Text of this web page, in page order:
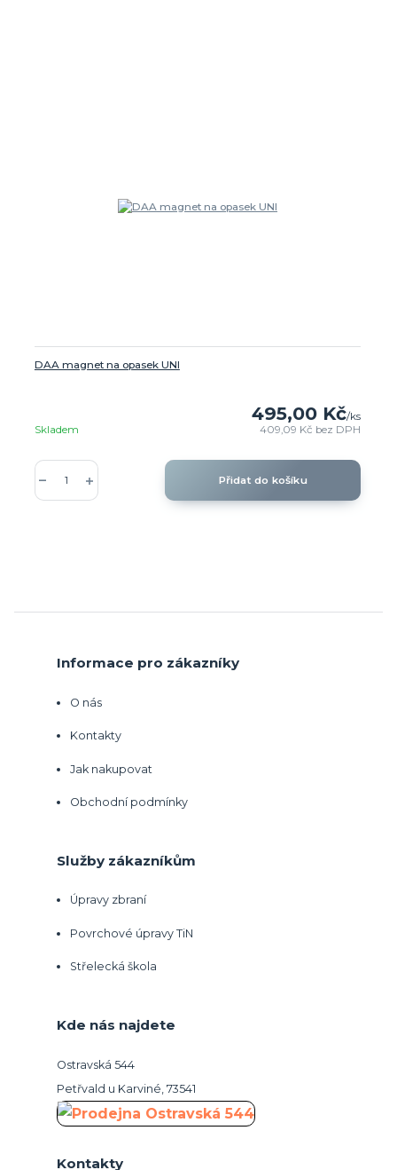
DAA magnet na opasek UNI
495,00 Kč/ks
409,09 Kč bez DPH
Skladem
Přidat do košíku
Informace pro zákazníky
O nás
Kontakty
Jak nakupovat
Obchodní podmínky
Služby zákazníkům
Úpravy zbraní
Povrchové úpravy TiN
Střelecká škola
Kde nás najdete
Ostravská 544
Petřvald u Karviné, 73541
Kontakty